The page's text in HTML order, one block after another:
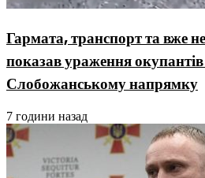
Гармата, транспорт та вже
показав ураження
Слобожанському напрямку
7 години назад